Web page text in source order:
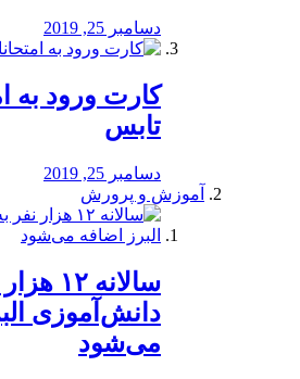
دسامبر 25, 2019
کارت ورود به
تابس
دسامبر 25, 2019
آموزش و پرورش
دانش‌آموزی
می‌شود